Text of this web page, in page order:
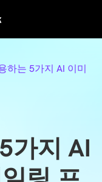
하는 5가지 AI 이미
가지 AI